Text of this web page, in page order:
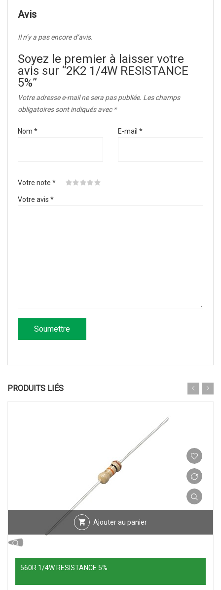
Avis
Il n’y a pas encore d’avis.
Soyez le premier à laisser votre
avis sur “2K2 1/4W RESISTANCE
5%”
Votre adresse e-mail ne sera pas publiée. Les champs
obligatoires sont indiqués avec *
Nom * E-mail *
Votre note *
Votre avis *
PRODUITS LIÉS
Ajouter au panier
560R 1/4W RESISTANCE 5%